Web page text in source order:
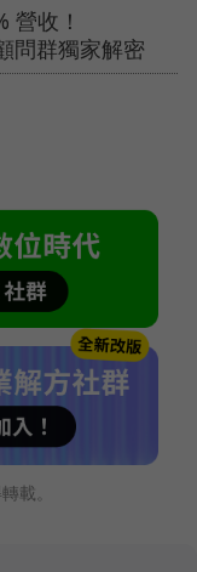
營收！
問群獨家解密
載。